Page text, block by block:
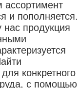
ассортимент
и пополняется.
нас продукция
конкретного
с помощью